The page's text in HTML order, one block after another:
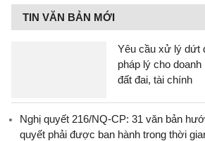
TIN VĂN BẢN MỚI
Yêu cầu xử lý dứt
pháp lý cho doanh
đất đai, tài chính
Nghị quyết 216/NQ-CP: 31 văn bản
quyết phải được ban hành trong thời